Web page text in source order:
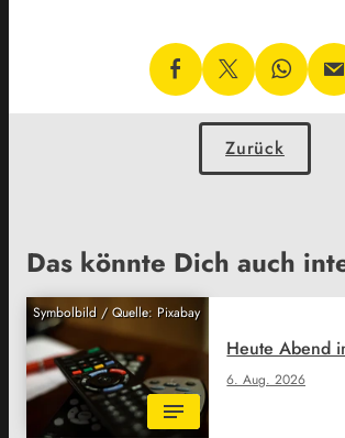
Zurück
Das könnte Dich auch
Symbolbild / Quelle: Pixabay
6. Aug. 2026
Heute Abend